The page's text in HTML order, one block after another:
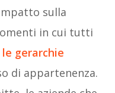
sulla
in cui tutti
gerarchie
di appartenenza.